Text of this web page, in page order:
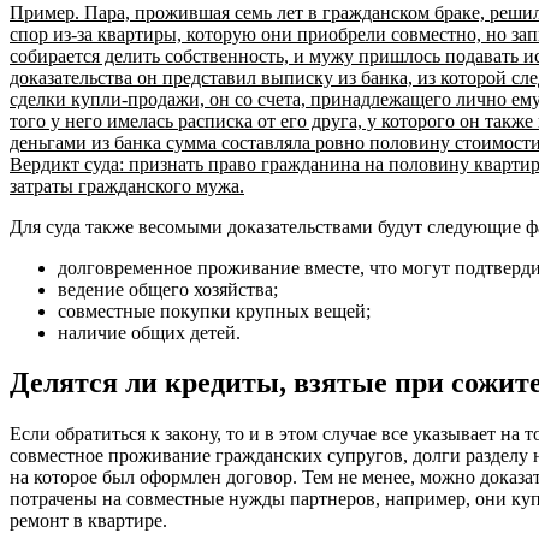
Пример. Пара, прожившая семь лет в гражданском браке,
спор из-за квартиры, которую они приобрели совместно, но
собирается делить собственность, и мужу пришлось подавать
доказательства он представил выписку из банка, из которой
сделки купли-продажи, он со счета, принадлежащего лично
того у него имелась расписка от его друга, у которого он
деньгами из банка сумма составляла ровно половину
Вердикт суда: признать право гражданина на половину
затраты гражданского мужа.
Для суда также весомыми доказательствами будут следующие
долговременное проживание вместе, что могут
ведение общего хозяйства;
совместные покупки крупных вещей;
наличие общих детей.
Делятся ли кредиты, взятые при
Если обратиться к закону, то и в этом случае все указывает на
совместное проживание гражданских супругов, долги разделу
на которое был оформлен договор. Тем не менее, можно
потрачены на совместные нужды партнеров, например, они
ремонт в квартире.